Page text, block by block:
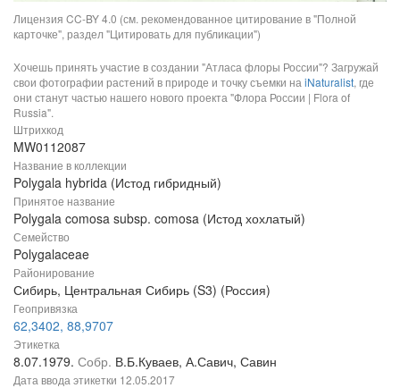
Лицензия CC-BY 4.0 (см. рекомендованное цитирование в "Полной
карточке", раздел "Цитировать для публикации")
Хочешь принять участие в создании "Атласа флоры России"? Загружай
свои фотографии растений в природе и точку съемки на iNaturalist, где
они станут частью нашего нового проекта "Флора России | Flora of
Russia".
Штрихкод
MW0112087
Название в коллекции
Polygala hybrida (Истод гибридный)
Принятое название
Polygala comosa subsp. comosa (Истод хохлатый)
Семейство
Polygalaceae
Районирование
Сибирь, Центральная Сибирь (S3) (Россия)
Геопривязка
62,3402, 88,9707
Этикетка
8.07.1979. Собр. В.Б.Куваев, А.Савич, Савин
Дата ввода этикетки 12.05.2017